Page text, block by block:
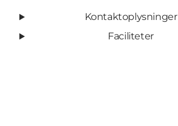
Kontaktoplysninger
Faciliteter